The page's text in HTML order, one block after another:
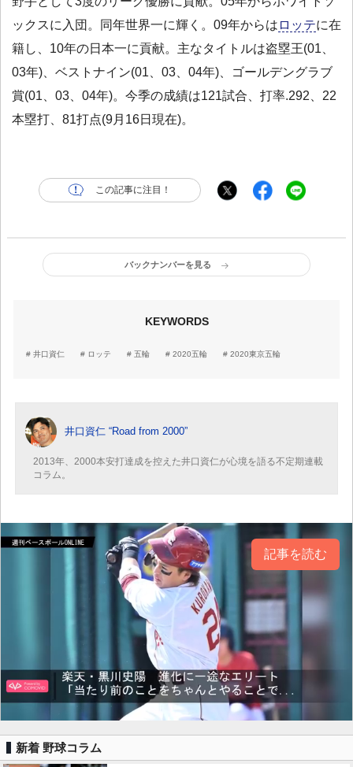
ックスに入団。同年世界一に輝く。09年からは ロッテに在
籍し、10年の日本一に貢献。主なタイトルは盗塁王(01、
03年)、ベストナイン(01、03、04年)、ゴールデングラブ
賞(01、03、04年)。今季の成績は121試合、打率.292、22
本塁打、81打点(9月16日現在)。
この記事に注目！
バックナンバーを見る
KEYWORDS
井口資仁 ロッテ 五輪 2020五輪 2020東京五輪
井口資仁 “Road from 2000”
2013年、2000本安打達成を控えた井口資仁が心境を語る不定期連載
コラム。
記事を読む
新着 野球コラム